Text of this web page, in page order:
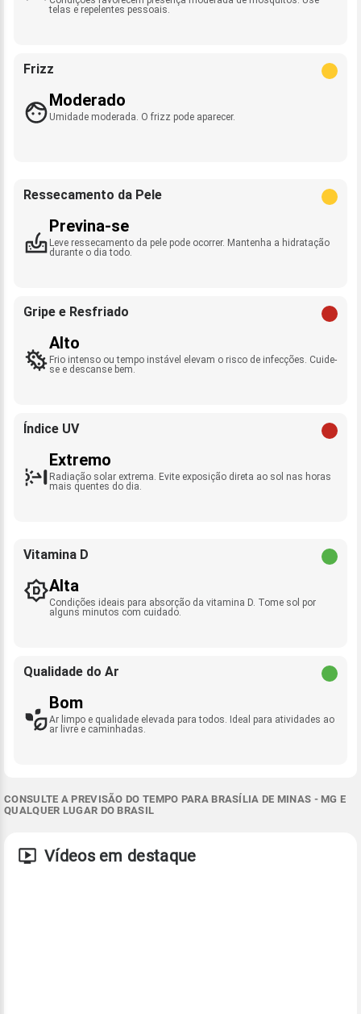
telas e repelentes pessoais.
Frizz
Moderado
Umidade moderada. O frizz pode aparecer.
Ressecamento da Pele
Previna-se
Leve ressecamento da pele pode ocorrer. Mantenha a hidratação
durante o dia todo.
Gripe e Resfriado
Alto
Frio intenso ou tempo instável elevam o risco de infecções. Cuide-
se e descanse bem.
Índice UV
Extremo
Radiação solar extrema. Evite exposição direta ao sol nas horas
mais quentes do dia.
Vitamina D
Alta
Condições ideais para absorção da vitamina D. Tome sol por
alguns minutos com cuidado.
Qualidade do Ar
Bom
Ar limpo e qualidade elevada para todos. Ideal para atividades ao
ar livre e caminhadas.
CONSULTE A PREVISÃO DO TEMPO PARA BRASÍLIA DE MINAS - MG E
QUALQUER LUGAR DO BRASIL
Vídeos em destaque